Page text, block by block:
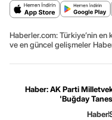
Haberler.com: Türkiye’nin
ve en güncel gelişmeler
Haber: AK Parti
'Buğday
Haber